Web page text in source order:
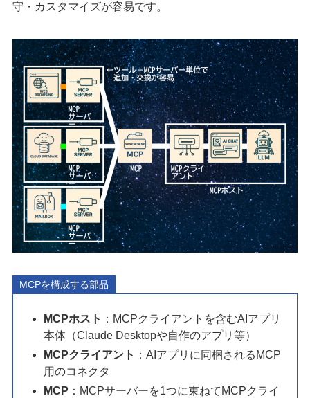
守・カスタマイズが容易です。
MCPを構成する部品
MCPホスト ：MCPクライアントを含むAIアプリ
本体（Claude Desktopや自作のアプリ等）
MCPクライアント ：AIアプリに同梱されるMCP
用のコネクタ
MCP ：MCPサーバーを1つに束ねてMCPクライ